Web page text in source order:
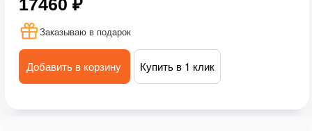
17460 ₽
Заказываю в подарок
Добавить в корзину Купить в 1 клик